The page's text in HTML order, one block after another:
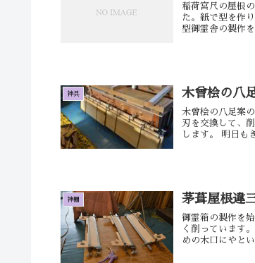
稲荷宮尺の屋根
た。紙で型を作
型御霊舎の製作
神具 木曾桧の八
木曾桧の八足案
刃を交換して、
します。 明日も
神棚 茅葺屋根違
御霊箱の製作を
く削っています
めの木口にやと